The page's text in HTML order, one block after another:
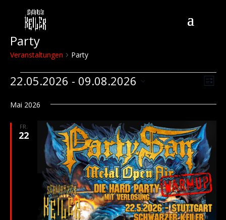
Party
Veranstaltungen Party
Veranstaltungen
und
SucheListe
22.05.2026 - 09.08.2026
wählen.
Mai 2026
FR.
22